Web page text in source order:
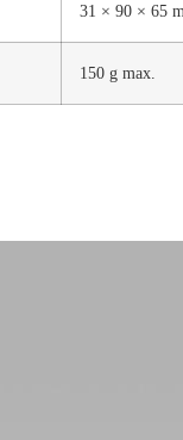
31 × 90 × 65
150 g max.